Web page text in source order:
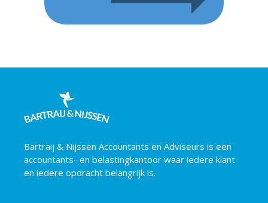
Bartraij & Nijssen Accountants en Adviseurs is een
accountants- en belastingkantoor waar iedere klant
en iedere opdracht belangrijk is.